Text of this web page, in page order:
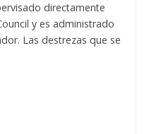
directamente
y es administrado
Las destrezas que se